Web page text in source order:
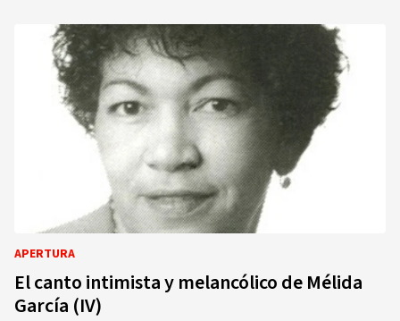
APERTURA
El canto intimista y melancólico de Mélida
García (IV)